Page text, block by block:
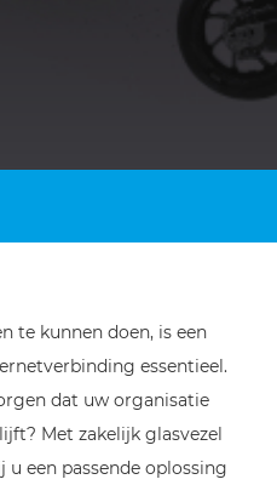
te kunnen doen, is een
essentieel.
dat uw organisatie
Met zakelijk glasvezel
u een passende oplossing